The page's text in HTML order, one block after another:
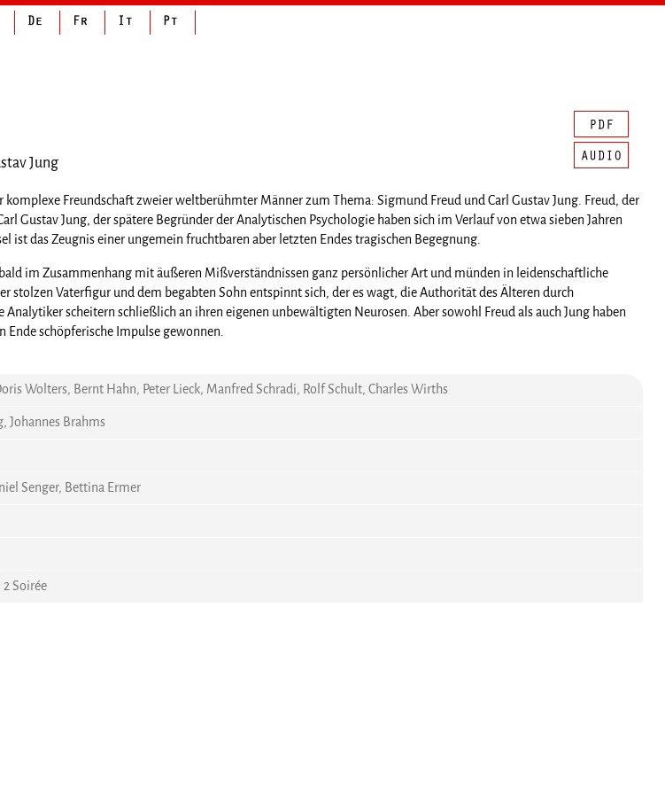
Jung
komplexe Freundschaft zweier weltberühmter Männer zum Thema: Sigmund Freud und Carl Gustav Jung. Freud, der
Gustav Jung, der spätere Begründer der Analytischen Psychologie haben sich im Verlauf von etwa sieben Jahren
ist das Zeugnis einer ungemein fruchtbaren aber letzten Endes tragischen Begegnung.
im Zusammenhang mit äußeren Mißverständnissen ganz persönlicher Art und münden in leidenschaftliche
stolzen Vaterfigur und dem begabten Sohn entspinnt sich, der es wagt, die Authorität des Älteren durch
scheitern schließlich an ihren eigenen unbewältigten Neurosen. Aber sowohl Freud als auch Jung haben
Ende schöpferische Impulse gewonnen.
Wolters, Bernt Hahn, Peter Lieck, Manfred Schradi, Rolf Schult, Charles Wirths
Johannes Brahms
Senger, Bettina Ermer
2 Soirée